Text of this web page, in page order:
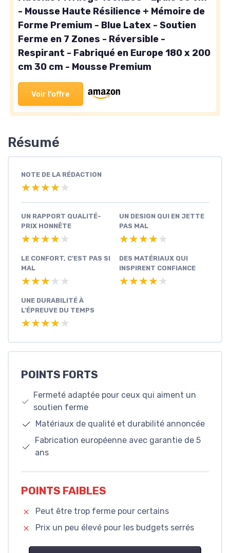
- Mousse Haute Résilience + Mémoire de
Forme Premium - Blue Latex - Soutien
Ferme en 7 Zones - Réversible -
Respirant - Fabriqué en Europe 180 x 200
cm 30 cm - Mousse Premium
Voir l'offre
Résumé
NOTE DE LA RÉDACTION
★★★★★
★★★★★
UN RAPPORT QUALITÉ-
PRIX HONNÊTE
★★★★★
★★★★★
UN DESIGN QUI EN JETTE
PAS MAL
★★★★★
★★★★★
LE CONFORT, C'EST PAS SI
MAL
★★★★★
★★★★★
DES MATÉRIAUX QUI
INSPIRENT CONFIANCE
★★★★★
★★★★★
UNE DURABILITÉ À
L'ÉPREUVE DU TEMPS
★★★★★
★★★★★
POINTS FORTS
Fermeté adaptée pour ceux qui aiment un
soutien ferme
Matériaux de qualité et durabilité annoncée
Fabrication européenne avec garantie de 5
ans
POINTS FAIBLES
Peut être trop ferme pour certains
Prix un peu élevé pour les budgets serrés